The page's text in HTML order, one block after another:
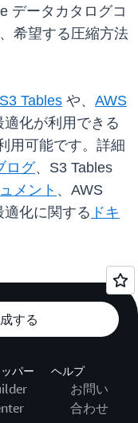
データカタログコ
希望する圧縮方法
S3 Tables や、 AWS
適化が利用できる
用可能です。詳細
ログ、S3 Tables
メント 、AWS
化に関する ドキ
する
パー ヘルプ
お問い
合わせ